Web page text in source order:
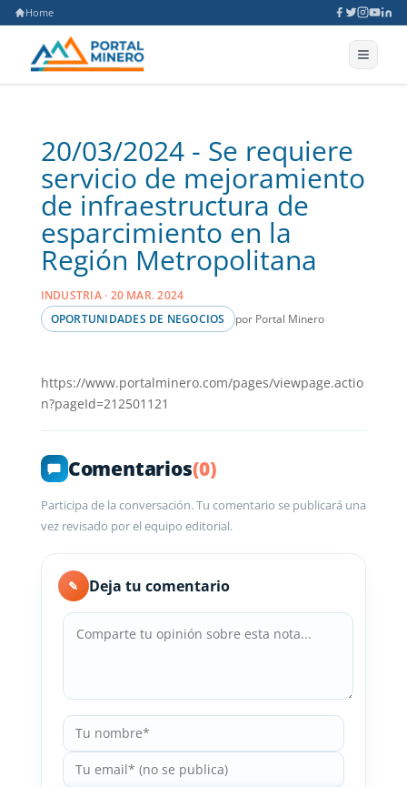
Home
20/03/2024 - Se requiere
servicio de mejoramiento
de infraestructura de
esparcimiento en la
Región Metropolitana
INDUSTRIA · 20 MAR. 2024
OPORTUNIDADES DE NEGOCIOS
por Portal Minero
https://www.portalminero.com/pages/viewpage.actio
n?pageId=212501121
Comentarios(0)
Participa de la conversación. Tu comentario se publicará una
vez revisado por el equipo editorial.
✎ Deja tu comentario